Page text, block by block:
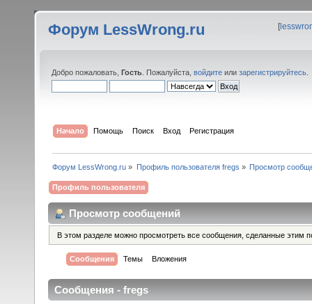
Форум LessWrong.ru [
Добро пожаловать, Гость . Пожалуйста, войдите или зарегистрируйтесь
Начало Помощь Поиск Вход Регистрация
Форум LessWrong.ru » Профиль пользователя fregs » Просмотр
Профиль пользователя
Просмотр сообщений
В этом разделе можно просмотреть все сообщения, сделанные этим
Сообщения Темы Вложения
Сообщения - fregs